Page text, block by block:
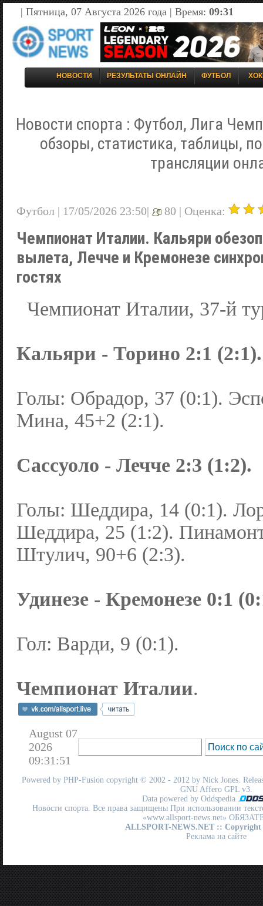
| Пятница, 07 Августа 2026 года | Время: 09:31
НОВОСТИ РЕЗУЛЬТАТЫ ОНЛАЙН ФУТБОЛ
Новости спорта : Футбол, Лига
обзоры, статистика, таблицы,
трансляции
Футбол | 17/05/2026 23:50| 80 | Оценка:
Чемпионат Италии. Кальяри
вылета, Лечче и Кремонезе
гостях
Чемпионат Италии, 37-й
Кальяри - Торино 2:1 (2:1).
Голы: Обрадор, 37 (0:1).
Мина, 45+2 (2:1).
Сассуоло - Лечче 2:3 (1:2).
Голы: Шеддира, 14 (0:1).
Шеддира, 25 (1:2).
Штулич, 90+6 (2:3).
Удинезе - Кремонезе 0:1
Гол: Варди, 9 (0:1).
Чемпионат Италии.
August 07
2026
09:31:51
Powered by PHP-Fusion copyright © 2002 - 2012 by Nick Jones.
GNU Affero GPL v3.
Data powered by Oddspedia
Новости спорта. Все права защищены При использовании
«www.allsport-news.net»
ALLSPORT-NEWS.NET :: Copyright
Реклама на сайте